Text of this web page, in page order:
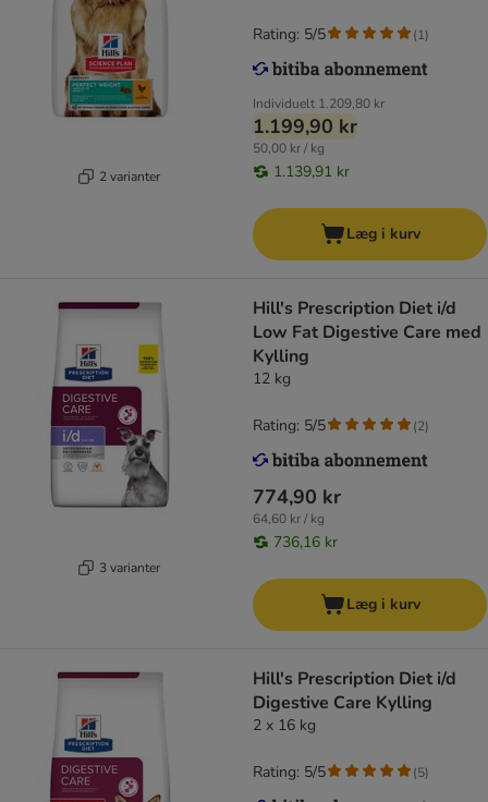
2 varianter
Individuelt 1.209,80 kr
1.199,90 kr
50,00 kr / kg
1.139,91 kr
Rating: 5/5 (1)
Læg i kurv
3 varianter
Hill's Prescription Diet i/d
Low Fat Digestive Care med
Kylling
12 kg
774,90 kr
64,60 kr / kg
736,16 kr
Rating: 5/5 (2)
Læg i kurv
Hill's Prescription Diet i/d
Digestive Care Kylling
2 x 16 kg
Rating: 5/5 (5)